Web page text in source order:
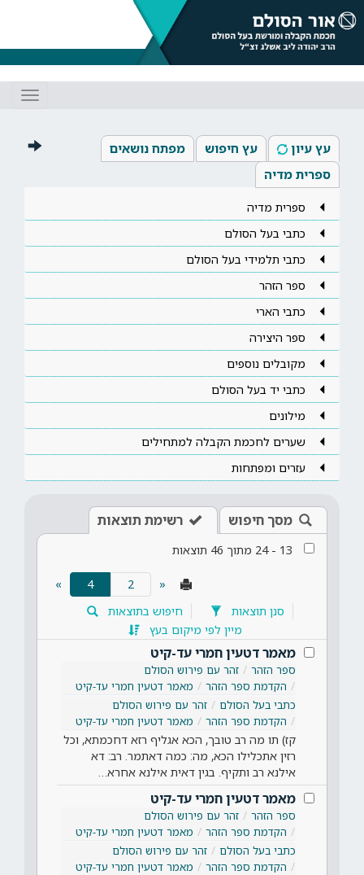
עץ עיון עץ חיפוש
מפתח נושאים
ספרית מדיה
ספרית מדיה
כתבי בעל הסולם
כתבי תלמידי בעל הסולם
ספר הזהר
כתבי הארי
ספר היצירה
מקובלים נוספים
כתבי יד בעל הסולם
מילונים
שערים לחכמת הקבלה למתחילים
עזרים ומפתחות
מסך חיפוש רשימת תוצאות
13
-
24 מתוך 46 תוצאות
«
4
»
סנן תוצאות
חיפוש בתוצאות
מיין לפי מיקום בעץ
מאמר דטעין חמרי עד-קיט
ספר הזהר
זהר עם פירוש הסולם
הקדמת ספר הזהר
מאמר דטעין חמרי עד-קיט
כתבי בעל הסולם
זהר עם פירוש הסולם
הקדמת ספר הזהר
מאמר דטעין חמרי עד-קיט
קז) תו מה רב טובך, הכא אגליף רזא דחכמתא, וכל
רזין אתכלילו הכא, מה: כמה דאתמר. רב: דא
אילנא רב ותקיף. בגין דאית אילנא אחרא…
מאמר דטעין חמרי עד-קיט
ספר הזהר
זהר עם פירוש הסולם
הקדמת ספר הזהר
מאמר דטעין חמרי עד-קיט
כתבי בעל הסולם
זהר עם פירוש הסולם
הקדמת ספר הזהר
מאמר דטעין חמרי עד-קיט